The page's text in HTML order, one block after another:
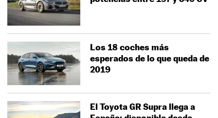
Los 18 coches más
esperados de lo que queda de
2019
El Toyota GR Supra llega a